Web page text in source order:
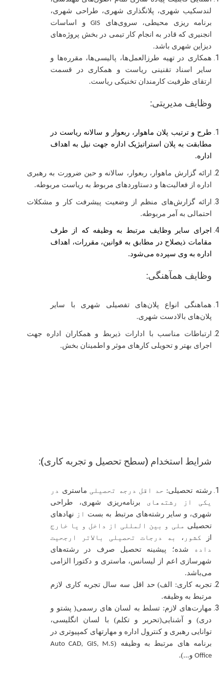
لندسکیب شهری، پلانگذاری شهری، طراحی شهری،
برنامه ریزی محیطی، سروی‌های GIS و اساسات
انجنیری که قادر به انجام کار تیمی در بخش پروژه‌های
دیزاین شهری باشد.
همکاری در تهیه طرزالعمل‌ها، پالیسی‌ها، مقرره‌ها و
سایر اسناد تقنینی ریاست و همکاری در قسمت
ارتقای ظرفیت کارمندان تخنیکی ریاست.
وظایف مدیریتی:
طرح و ترتیب پلان ماهوار، ربعوار و سالانه ریاست در
مطابقت به پلان استراتیژیک اداره جهت نیل به اهداف
اداره.
ارائه گزارش ماهوار، ربعوار، سالانه و حین ضرورت به رهبری
اداره از فعالیت‌ها و دستاوردهای مربوط به ریاست مربوطه.
ارائه گزارش‌های منظم از وضعیت پیشرفت کار و مشکلات
احتمالی به آمر مربوطه.
اجرای سایر وظایف مرتبط به وظیفه که از طرف
مقامات ذیصلاح در مطابق به قوانین، مقررات، اهداف
اداره به وی سپرده می‌شود.
وظایف همآهنگی:
هماهنگی انواع پلان‌های تفصیلی شهری با سایر
پلان‌های بالادست شهری.
ارتباطات مناسب با ادارات ذیربط و همکاران اداره جهت
اجرای بهتر و تحویلی کارهای موثر و اطمینان بخش.
شرایط استخدام (سطح تحصیل و تجربه کاری):
رشته تحصیلی: حد اقل درجه تحصیلی ماستری در
یکی از رشته های برنامه‌ریزی شهری، طراحی
شهری، و سایر رشته‌های مرتبط به بست
از نهادهای
تحصیلی ملی و بین المللی از داخل و
یا خارج
از
کشور ، به درجات تحصیلی بالاتر ارجحیت
داده شده؛ پیشینه تحصیل صرف در رشته‌های
شهرسازی اعم از لیسانس، ماستری و دکتورا الزامی
می‌باشد.
تجربه کاری:
الف) حد اقل سه سال تجربه کاری لازم
مرتبط به وظیفه.
مهارت‌های لازم: تسلط به لسان های رسمی( پشتو و
دری) و آشنایی(تحریر و تکلم) با لسان انگلیسی،
توانایی رهبری و کنترول اداره و مهارتهای کمپیوتری در
برنامه های مرتبط به وظیفه (Auto CAD, GIS, M.S
Office و...).